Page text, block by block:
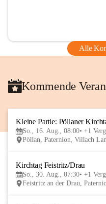
Alle
Kommende
Kleine Partie: Pöllaner
So., 16. Aug., 08:00 +1
Pöllan, Paternion, Villach
Kirchtag Feistritz/Drau
So., 30. Aug., 07:30 +1
Feistritz an der Drau,